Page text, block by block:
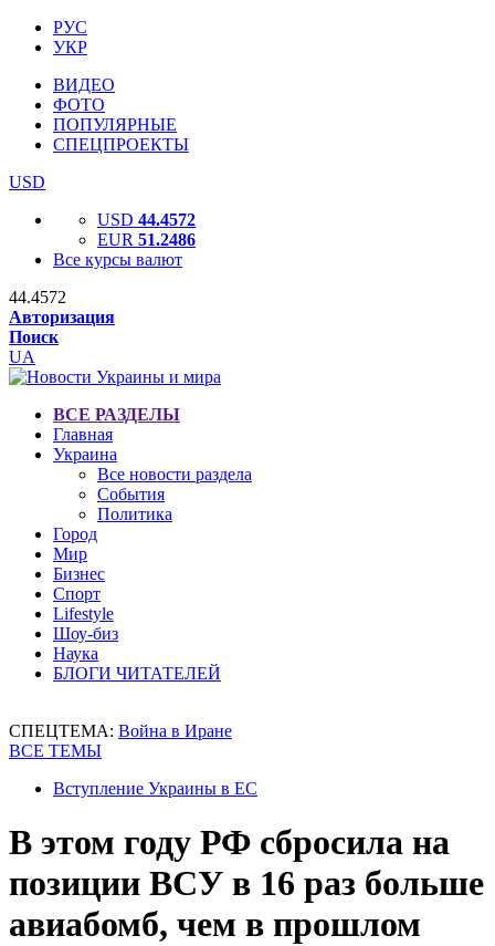
РУС
УКР
ВИДЕО
ФОТО
ПОПУЛЯРНЫЕ
СПЕЦПРОЕКТЫ
USD
USD 44.4572
EUR 51.2486
Все курсы валют
44.4572
Авторизация
Поиск
UA
ВСЕ РАЗДЕЛЫ
Главная
Украина
Все новости раздела
События
Политика
Город
Мир
Бизнес
Спорт
Lifestyle
Шоу-биз
Наука
БЛОГИ ЧИТАТЕЛЕЙ
СПЕЦТЕМА: Война в Иране
ВСЕ ТЕМЫ
Вступление Украины в ЕС
В этом году РФ сбросила на
позиции ВСУ в 16 раз больше
авиабомб, чем в прошлом